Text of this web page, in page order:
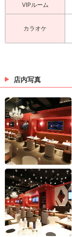
VIPルーム
カラオケ
店内写真